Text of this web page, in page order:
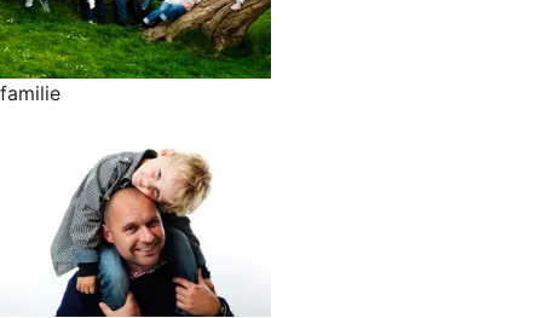
familie